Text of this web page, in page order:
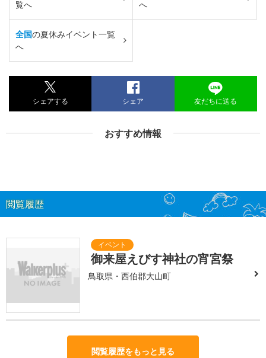
覧へ へ
全国の夏休みイベント一覧
へ
シェアする シェア 友だちに送る
おすすめ情報
閲覧履歴
御来屋えびす神社の宵宮祭
鳥取県・西伯郡大山町
閲覧履歴をもっと見る